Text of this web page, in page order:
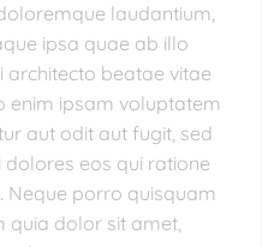
laudantium,
ipsa quae ab illo
architecto beatae vitae
enim ipsam voluptatem
aut odit aut fugit, sed
eos qui ratione
Neque porro quisquam
quia dolor sit amet,